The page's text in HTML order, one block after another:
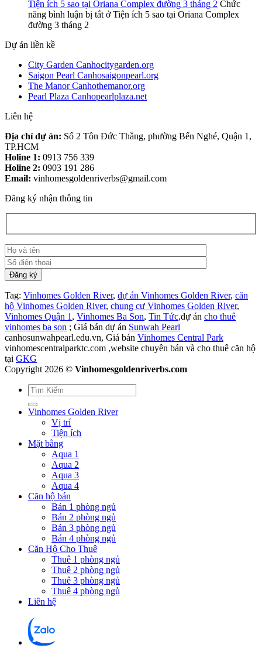
Tiện ích 5 sao tại Oriana Complex đường 3 tháng 2 Chức
năng bình luận bị tắt ở Tiện ích 5 sao tại Oriana Complex
đường 3 tháng 2
Dự án liền kề
City Garden Canhocitygarden.org
Saigon Pearl Canhosaigonpearl.org
The Manor Canhothemanor.org
Pearl Plaza Canhopearlplaza.net
Liên hệ
Địa chỉ dự án: Số 2 Tôn Đức Thắng, phường Bến Nghé, Quận 1,
TP.HCM
Holine 1: 0913 756 339
Holine 2: 0903 191 286
Email: vinhomesgoldenriverbs@gmail.com
Đăng ký nhận thông tin
Tag: Vinhomes Golden River, dự án Vinhomes Golden River, căn
hộ Vinhomes Golden River, chung cư Vinhomes Golden River,
Vinhomes Quận 1 , Vinhomes Ba Son, Tin Tức,dự án cho thuê
vinhomes ba son ; Giá bán dự án Sunwah Pearl
canhosunwahpearl.edu.vn, Giá bán Vinhomes Central Park
vinhomescentralparktc.com ,website chuyên bán và cho thuê căn hộ
tại GKG
Copyright 2026 © Vinhomesgoldenriverbs.com
Vinhomes Golden River
Vị trí
Tiện ích
Mặt bằng
Aqua 1
Aqua 2
Aqua 3
Aqua 4
Căn hộ bán
Bán 1 phòng ngủ
Bán 2 phòng ngủ
Bán 3 phòng ngủ
Bán 4 phòng ngủ
Căn Hộ Cho Thuê
Thuê 1 phòng ngủ
Thuê 2 phòng ngủ
Thuê 3 phòng ngủ
Thuê 4 phòng ngủ
Liên hệ